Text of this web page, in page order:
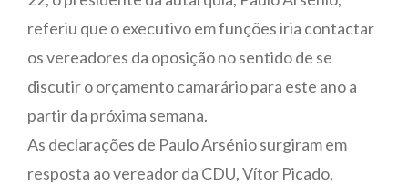
referiu que o executivo em funções iria contactar
os vereadores da oposição no sentido de se
discutir o orçamento camarário para este ano a
partir da próxima semana.
As declarações de Paulo Arsénio surgiram em
resposta ao vereador da CDU, Vítor Picado,